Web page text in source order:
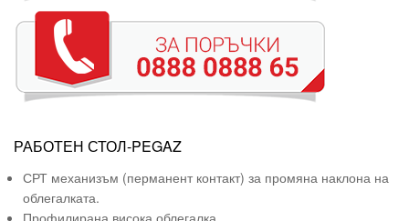
РАБОТЕН СТОЛ-PEGAZ
СРТ механизъм (перманент контакт) за промяна наклона на
облегалката.